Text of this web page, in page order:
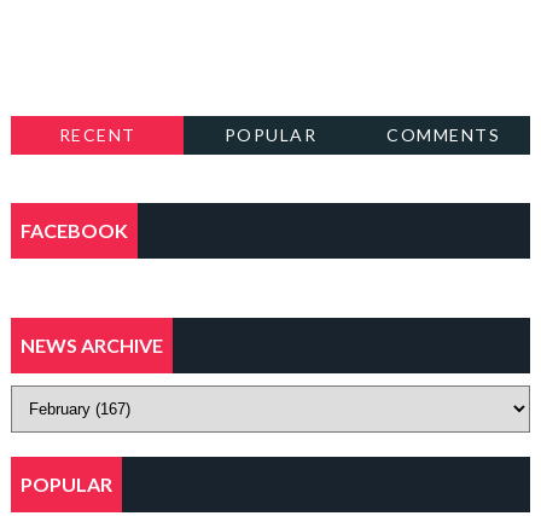
RECENT POPULAR COMMENTS
FACEBOOK
NEWS ARCHIVE
POPULAR